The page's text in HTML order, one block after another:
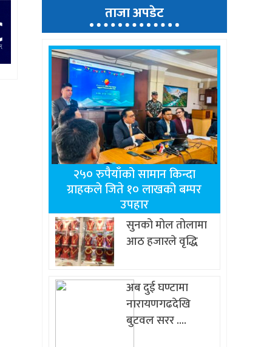
ताजा अपडेट
२५० रुपैयाँको सामान किन्दा
ग्राहकले जिते १० लाखको बम्पर
उपहार
सुनको मोल तोलामा
आठ हजारले वृद्धि
अब दुई घण्टामा
नारायणगढदेखि
बुटवल सरर ….